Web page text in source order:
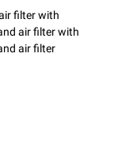
filter with
air filter with
air filter